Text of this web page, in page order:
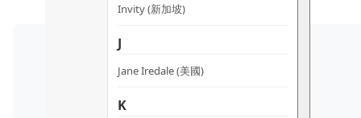
Invity (新加坡)
J
Jane Iredale (美國)
K